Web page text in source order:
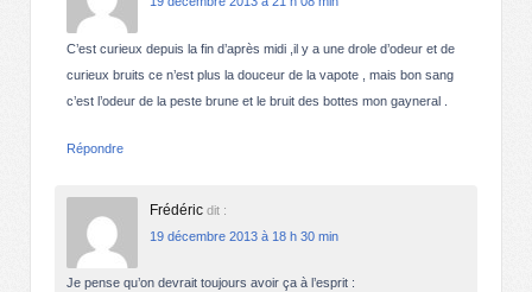
C’est curieux depuis la fin d’après midi ,il y a une drole d’odeur et de
curieux bruits ce n’est plus la douceur de la vapote , mais bon sang
c’est l’odeur de la peste brune et le bruit des bottes mon gayneral .
Répondre
Frédéric dit :
19 décembre 2013 à 18 h 30 min
Je pense qu’on devrait toujours avoir ça à l’esprit :